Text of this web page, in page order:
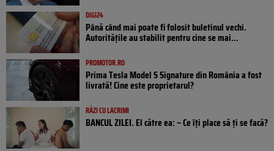
DIGI24
Până când mai poate fi folosit buletinul vechi.
Autoritățile au stabilit pentru cine se mai...
PROMOTOR.RO
Prima Tesla Model S Signature din România a fost
livrată! Cine este proprietarul?
RÂZI CU LACRIMI
BANCUL ZILEI. El către ea: – Ce îți place să ți se facă?